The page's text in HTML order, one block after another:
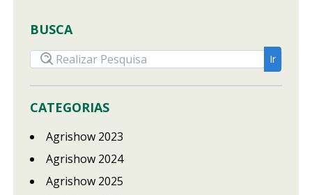
BUSCA
CATEGORIAS
Agrishow 2023
Agrishow 2024
Agrishow 2025